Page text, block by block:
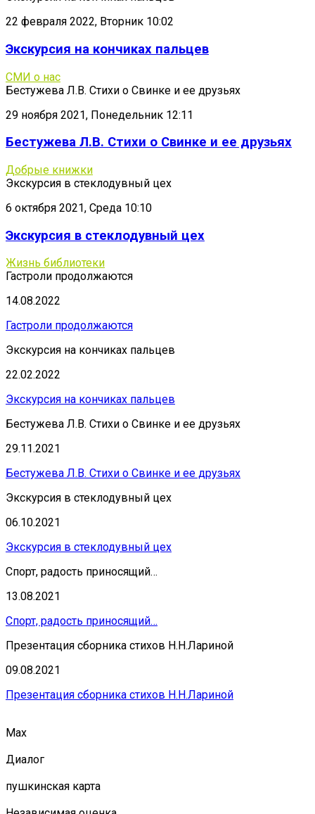
22 февраля 2022, Вторник 10:02
Экскурсия на кончиках пальцев
СМИ о нас
Бестужева Л.В. Стихи о Свинке и ее друзьях
29 ноября 2021, Понедельник 12:11
Бестужева Л.В. Стихи о Свинке и ее друзьях
Добрые книжки
Экскурсия в стеклодувный цех
6 октября 2021, Среда 10:10
Экскурсия в стеклодувный цех
Жизнь библиотеки
Гастроли продолжаются
14.08.2022
Гастроли продолжаются
Экскурсия на кончиках пальцев
22.02.2022
Экскурсия на кончиках пальцев
Бестужева Л.В. Стихи о Свинке и ее друзьях
29.11.2021
Бестужева Л.В. Стихи о Свинке и ее друзьях
Экскурсия в стеклодувный цех
06.10.2021
Экскурсия в стеклодувный цех
Спорт, радость приносящий…
13.08.2021
Спорт, радость приносящий…
Презентация сборника стихов Н.Н.Лариной
09.08.2021
Презентация сборника стихов Н.Н.Лариной
Мах
Диалог
пушкинская карта